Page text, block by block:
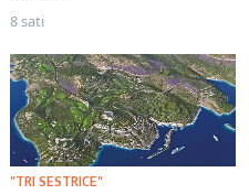
8 sati
"TRI SESTRICE"